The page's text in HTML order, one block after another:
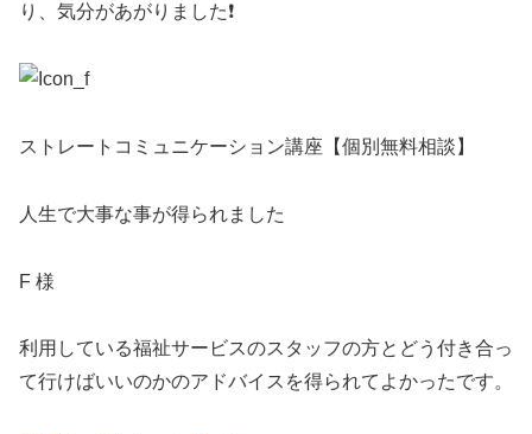
り、気分があがりました❗
ストレートコミュニケーション講座【個別無料相談】
人生で大事な事が得られました
F 様
利用している福祉サービスのスタッフの方とどう付き合っ
て行けばいいのかのアドバイスを得られてよかったです。